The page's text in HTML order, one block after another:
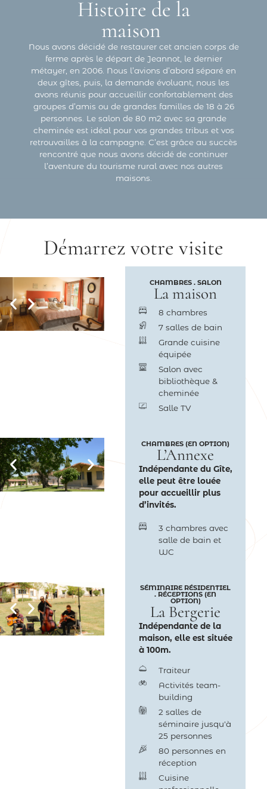
Histoire de la
maison
Nous avons décidé de restaurer cet ancien corps de
ferme après le départ de Jeannot, le dernier
métayer, en 2006. Nous l’avions d’abord séparé en
deux gîtes, puis, la demande évoluant, nous les
avons réunis pour accueillir confortablement des
groupes d’amis ou de grandes familles de 18 à 26
personnes. Le salon de 80 m2 avec sa grande
cheminée est idéal pour vos grandes tribus et vos
retrouvailles à la campagne. C’est grâce au succès
rencontré que nous avons décidé de continuer
l’aventure du tourisme rural avec nos autres
maisons.
Démarrez votre visite
CHAMBRES . SALON
La maison
8 chambres
7 salles de bain
Grande cuisine
équipée
Salon avec
bibliothèque &
cheminée
Salle TV
CHAMBRES (EN OPTION)
L’Annexe
Indépendante du Gîte,
elle peut être louée
pour accueillir plus
d’invités.
3 chambres avec
salle de bain et
WC
SÉMINAIRE RÉSIDENTIEL
. RÉCEPTIONS (EN
OPTION)
La Bergerie
Indépendante de la
maison, elle est située
à 100m.
Traiteur
Activités team-
building
2 salles de
séminaire jusqu'à
25 personnes
80 personnes en
réception
Cuisine